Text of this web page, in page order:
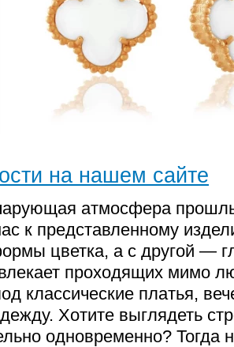
на нашем сайте
атмосфера
к представленному
цветка, а с другой —
проходящих мимо
классические платья,
Хотите выглядеть
одновременно? Тогда